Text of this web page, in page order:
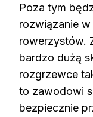
Poza tym
rozwiązanie
rowerzystów.
bardzo dużą
rozgrzewce
to zawodowi
bezpiecznie